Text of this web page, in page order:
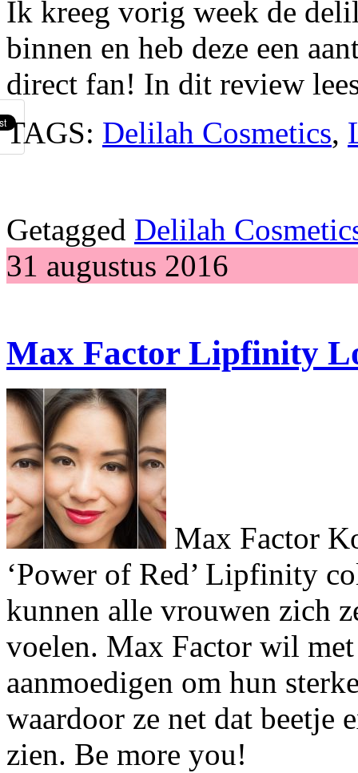
Ik kreeg vorig week de
binnen en heb deze een
direct fan! In dit review
TAGS: Delilah Cosmetics,
Getagged Delilah
31 augustus 2016
Max Factor Lipfinity
Max Factor
‘Power of Red’ Lipfinity
kunnen alle vrouwen zich
voelen. Max Factor wil
aanmoedigen om hun
waardoor ze net dat beetje
zien. Be more you!